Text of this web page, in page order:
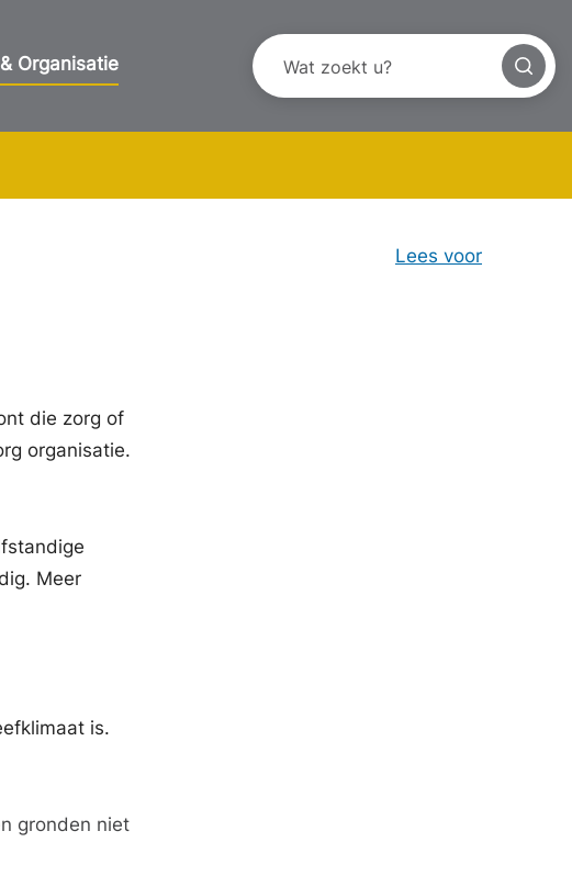
Organisatie
Lees voor
die zorg of
organisatie.
Meer
is.
gronden niet